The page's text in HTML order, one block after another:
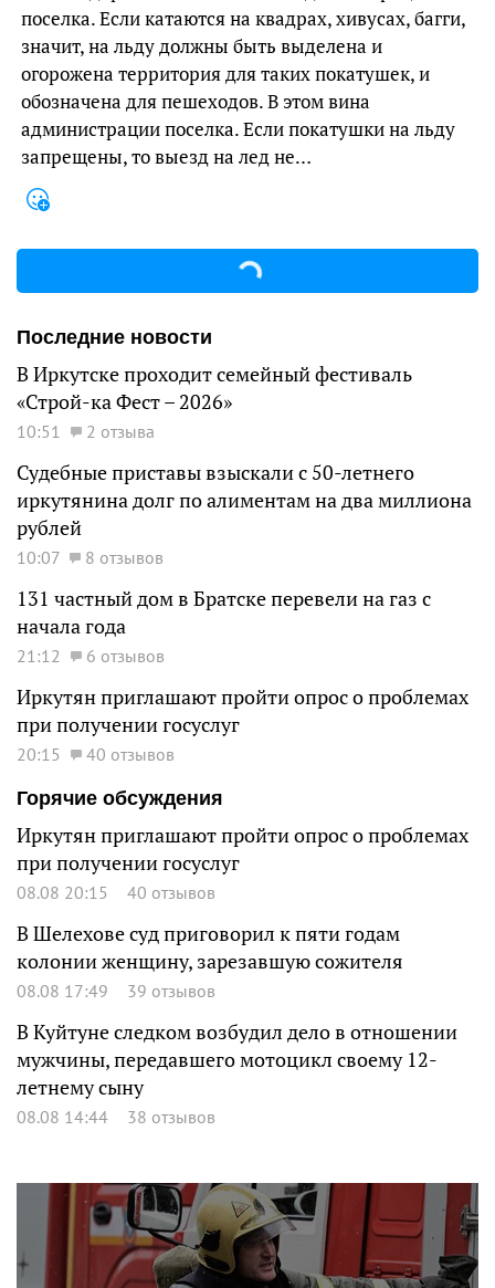
поселка. Если катаются на квадрах, хивусах, багги,
значит, на льду должны быть выделена и
огорожена территория для таких покатушек, и
обозначена для пешеходов. В этом вина
администрации поселка. Если покатушки на льду
запрещены, то выезд на лед не…
Последние новости
В Иркутске проходит семейный фестиваль
«Строй-ка Фест – 2026»
10:51 2 отзыва
Судебные приставы взыскали с 50-летнего
иркутянина долг по алиментам на два миллиона
рублей
10:07 8 отзывов
131 частный дом в Братске перевели на газ с
начала года
21:12 6 отзывов
Иркутян приглашают пройти опрос о проблемах
при получении госуслуг
20:15
40 отзывов
Горячие обсуждения
Иркутян приглашают пройти опрос о проблемах
при получении госуслуг
08.08 20:15 40 отзывов
В Шелехове суд приговорил к пяти годам
колонии женщину, зарезавшую сожителя
08.08 17:49 39 отзывов
В Куйтуне следком возбудил дело в отношении
мужчины, передавшего мотоцикл своему 12-
летнему сыну
08.08 14:44 38 отзывов